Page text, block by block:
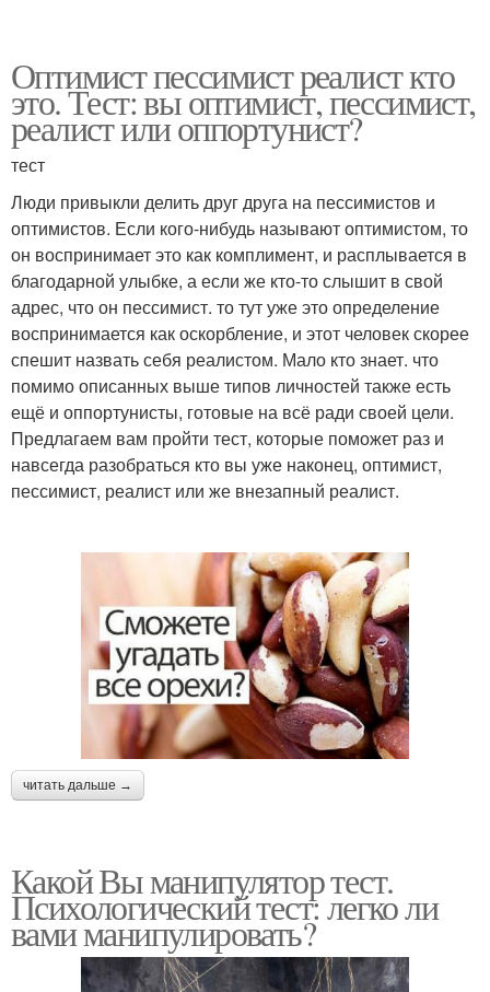
Оптимист пессимист реалист кто
это. Тест: вы оптимист, пессимист,
реалист или оппортунист?
тест
Люди привыкли делить друг друга на пессимистов и
оптимистов. Если кого-нибудь называют оптимистом, то
он воспринимает это как комплимент, и расплывается в
благодарной улыбке, а если же кто-то слышит в свой
адрес, что он пессимист. то тут уже это определение
воспринимается как оскорбление, и этот человек скорее
спешит назвать себя реалистом. Мало кто знает. что
помимо описанных выше типов личностей также есть
ещё и оппортунисты, готовые на всё ради своей цели.
Предлагаем вам пройти тест, которые поможет раз и
навсегда разобраться кто вы уже наконец, оптимист,
пессимист, реалист или же внезапный реалист.
читать дальше →
Какой Вы манипулятор тест.
Психологический тест: легко ли
вами манипулировать?